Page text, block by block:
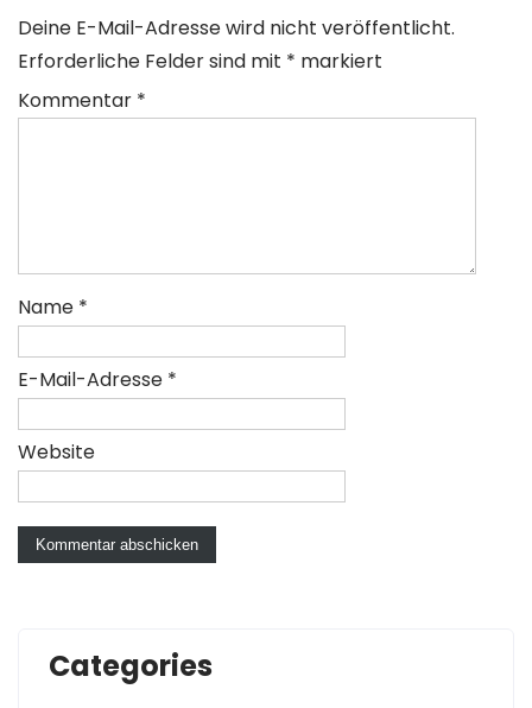
Deine E-Mail-Adresse wird nicht veröffentlicht.
Erforderliche Felder sind mit * markiert
Kommentar *
Name *
E-Mail-Adresse *
Website
Categories